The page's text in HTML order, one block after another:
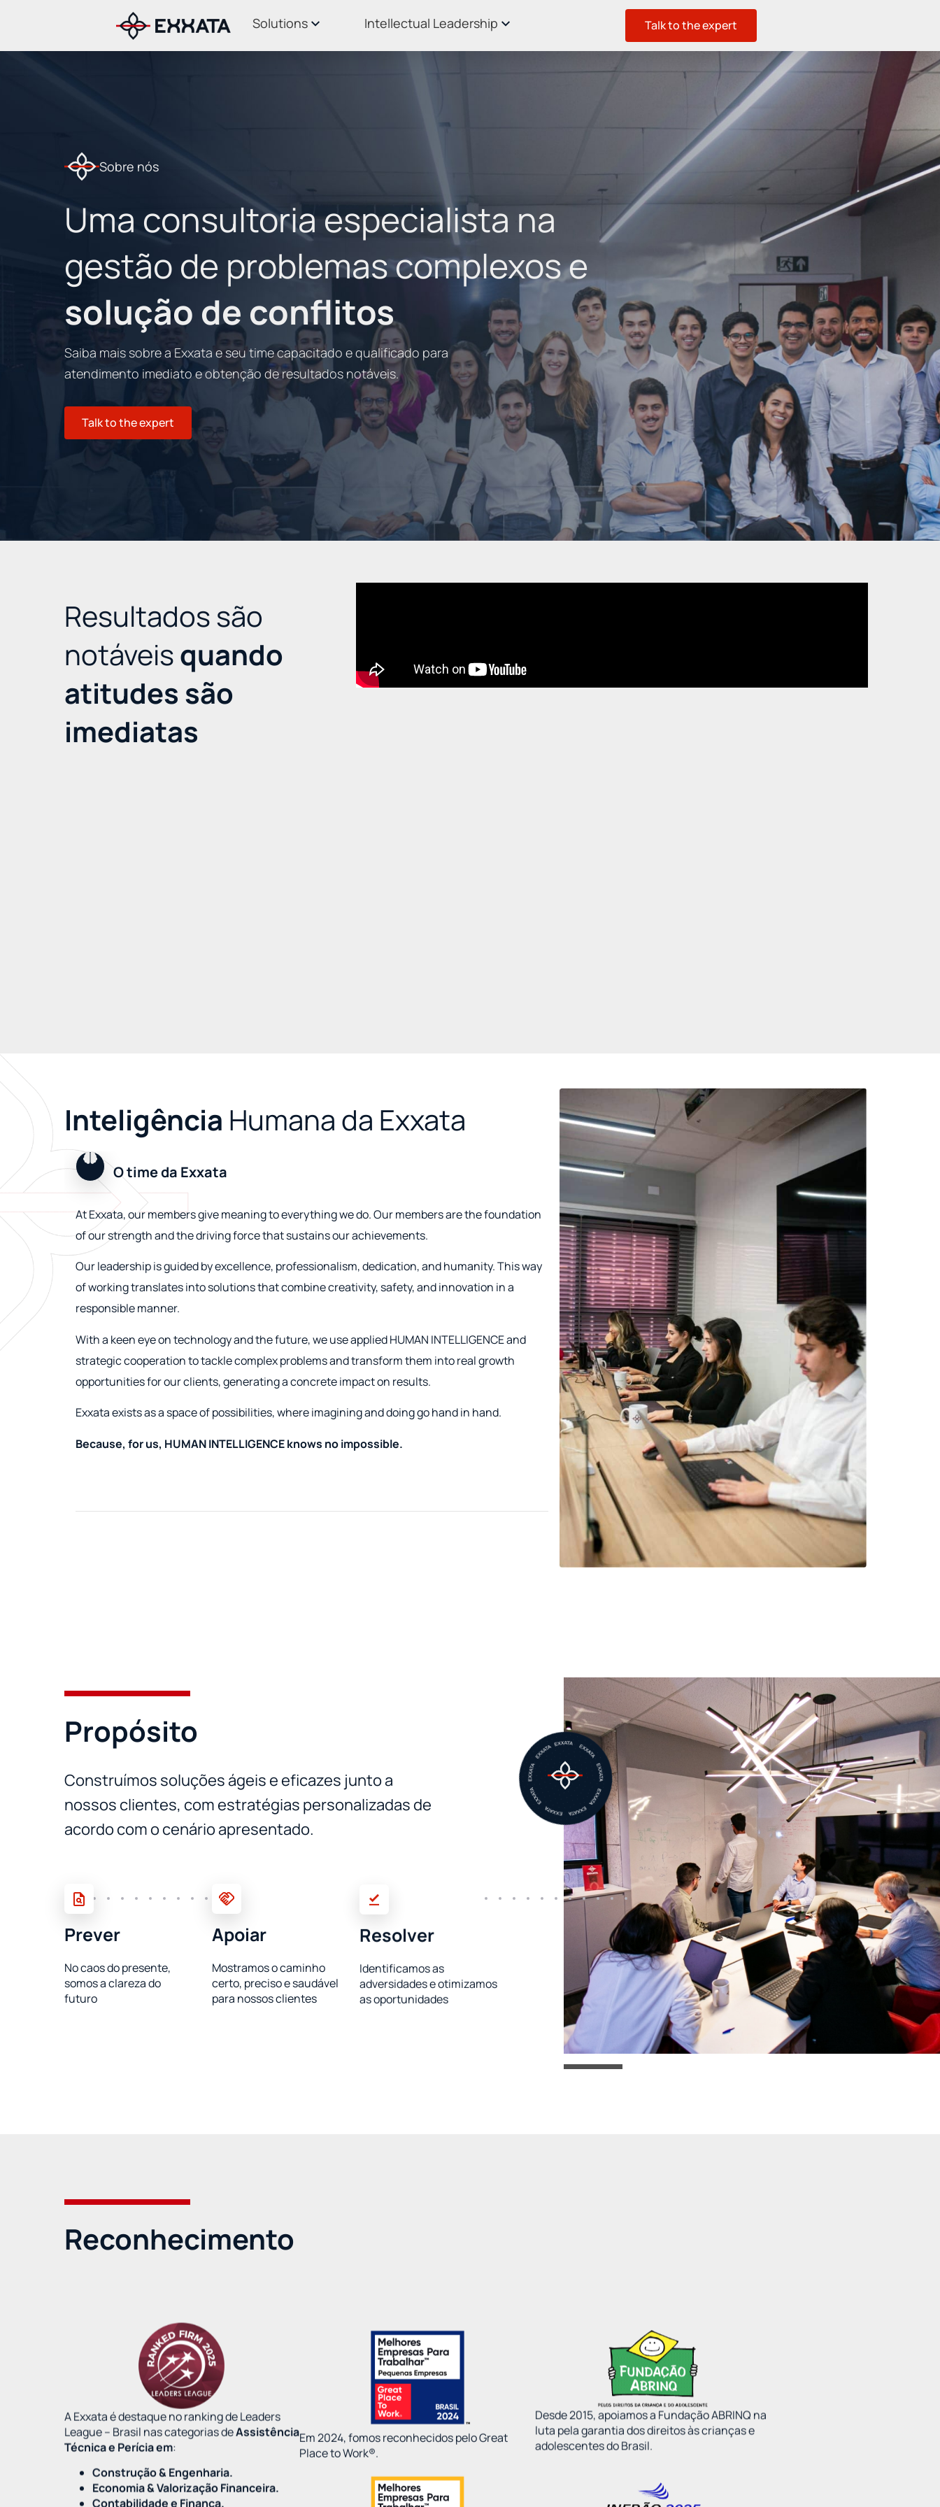
Solutions Intellectual Leadership Talk to the expert
Sobre nós
Uma consultoria especialista na
gestão de problemas complexos e
solução de conflitos
Saiba mais sobre a Exxata e seu time capacitado e qualificado para
atendimento imediato e obtenção de resultados notáveis.
Talk to the expert
Resultados são
notáveisquando
atitudes são
imediatas
Inteligência Humana da Exxata
O time da Exxata
At Exxata, our members give meaning to everything we do. Our members are the foundation
of our strength and the driving force that sustains our achievements.
Our leadership is guided by excellence, professionalism, dedication, and humanity. This way
of working translates into solutions that combine creativity, safety, and innovation in a
responsible manner.
With a keen eye on technology and the future, we use applied HUMAN INTELLIGENCE and
strategic cooperation to tackle complex problems and transform them into real growth
opportunities for our clients, generating a concrete impact on results.
Exxata exists as a space of possibilities, where imagining and doing go hand in hand.
Because, for us, HUMAN INTELLIGENCE knows no impossible.
Propósito
Construímos soluções ágeis e eficazes junto a
nossos clientes, com estratégias personalizadas de
acordo com o cenário apresentado.
Prever
No caos do presente,
somos a clareza do
futuro
Apoiar
Mostramos o caminho
certo, preciso e saudável
para nossos clientes
Resolver
Identificamos as
adversidades e otimizamos
as oportunidades
Reconhecimento
A Exxata é destaque no ranking de Leaders
League – Brasil nas categorias de Assistência
Técnica e Perícia em:
Construção & Engenharia.
Economia & Valorização Financeira.
Contabilidade e Finança.
Em 2024, fomos reconhecidos pelo Great
Place to Work®.
Desde 2015, apoiamos a Fundação ABRINQ na
luta pela garantia dos direitos às crianças e
adolescentes do Brasil.